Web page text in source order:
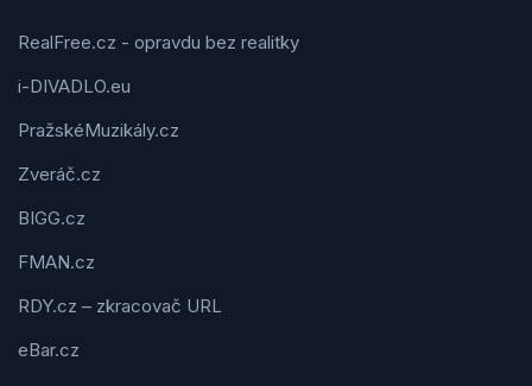
RealFree.cz - opravdu bez realitky
i-DIVADLO.eu
PražskéMuzikály.cz
Zveráč.cz
BIGG.cz
FMAN.cz
RDY.cz – zkracovač URL
eBar.cz